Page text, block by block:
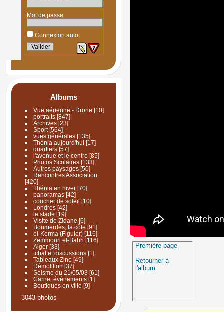
Mot de passe
Connexion auto
Albums
Vue aérienne - Drone [10]
portraits[847]
Archives [23]
Sport[564]
vues générales[135]
Thénia aujourd'hui [17]
quartiers[57]
l'avenue et le centre [85]
Photos Scolaires[133]
Autres paysages[50]
Rencontres Association
[420]
Thénia en hiver[70]
panoramas[42]
coucher de soleil [10]
Londres[42]
le stade [19]
Visite de Zidane [6]
Boumerdès, la côte [91]
el-Kerma (Figuier)[116]
Zemmouri el-Bahri [116]
Alger[33]
tchat et discussions[1]
Tableaux Zino[49]
Démolition [37]
Séisme du 21/05/03 [61]
Carnet événements[1]
Boutiques en ville [9]
3043 photos
Première page
Retourner à
l'album